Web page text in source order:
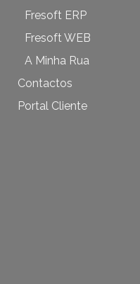
Fresoft ERP
Fresoft WEB
A Minha Rua
Contactos
Portal Cliente